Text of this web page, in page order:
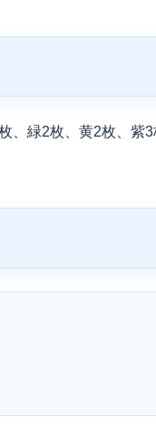
、緑2枚、黄2枚、紫